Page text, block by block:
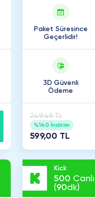
Paket Süresince
Geçerlidir!
3D Güvenli
Ödeme
249,48 TL
%140 İndirim
599,00 TL
Kick
500
(90dk)